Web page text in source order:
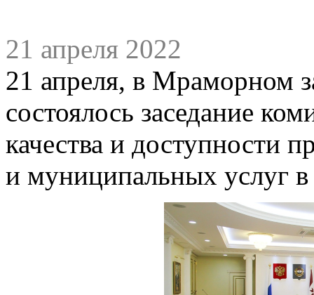
21 апреля 2022
21 апреля, в Мраморном
состоялось заседание
качества и доступности
и муниципальных